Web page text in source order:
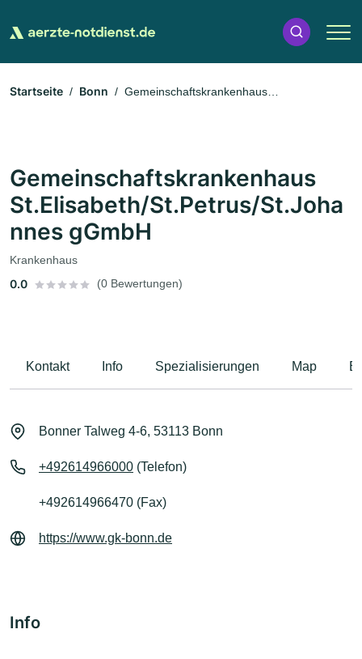
Startseite Bonn
Gemeinschaftskrankenhaus
Gemeinschaftskrankenhaus
St.Elisabeth/St.Petrus/St.Joha
nnes gGmbH
Krankenhaus
0.0 (0 Bewertungen)
Kontakt Info Spezialisierungen Map
Bonner Talweg 4-6, 53113 Bonn
+492614966000 (Telefon)
+492614966470 (Fax)
https://www.gk-bonn.de
Info